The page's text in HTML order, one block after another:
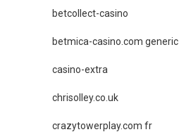
betcollect-casino
betmica-casino.com generic
casino-extra
chrisolley.co.uk
crazytowerplay.com fr